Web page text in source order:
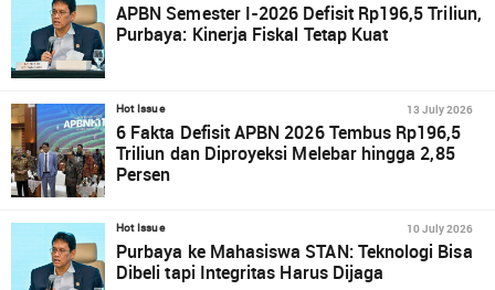
APBN Semester I-2026 Defisit Rp196,5 Triliun,
Purbaya: Kinerja Fiskal Tetap Kuat
Hot Issue 13 July 2026
6 Fakta Defisit APBN 2026 Tembus Rp196,5
Triliun dan Diproyeksi Melebar hingga 2,85
Persen
Hot Issue 10 July 2026
Purbaya ke Mahasiswa STAN: Teknologi Bisa
Dibeli tapi Integritas Harus Dijaga